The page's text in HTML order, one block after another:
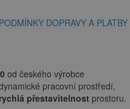
PODMÍNKY DOPRAVY A PLATBY
od českého výrobce
pracovní prostředí,
přestavitelnost prostoru.